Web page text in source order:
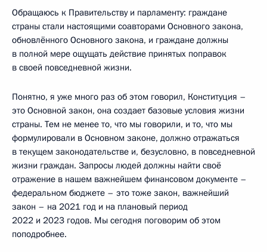
Обращаюсь к Правительству и парламенту: граждане
страны стали настоящими соавторами Основного закона,
обновлённого Основного закона, и граждане должны
в полной мере ощущать действие принятых поправок
в своей повседневной жизни.
Понятно, я уже много раз об этом говорил, Конституция –
это Основной закон, она создает базовые условия жизни
страны. Тем не менее то, что мы говорили, и то, что мы
формулировали в Основном законе, должно отражаться
в текущем законодательстве и, безусловно, в повседневной
жизни граждан. Запросы людей должны найти своё
отражение в нашем важнейшем финансовом документе –
федеральном бюджете – это тоже закон, важнейший
закон – на 2021 год и на плановый период
2022 и 2023 годов. Мы сегодня поговорим об этом
поподробнее.